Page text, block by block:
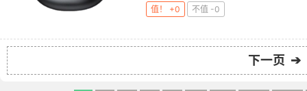
值！ +0
不值 -0
下一页 ➔